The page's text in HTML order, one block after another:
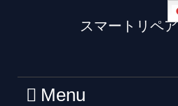
スマートリペ
Menu